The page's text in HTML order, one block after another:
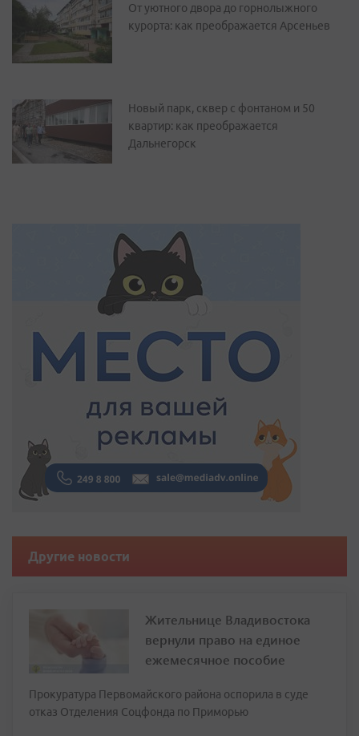
От уютного двора до горнолыжного
курорта: как преображается Арсеньев
Новый парк, сквер с фонтаном и 50
квартир: как преображается
Дальнегорск
Другие новости
Жительнице Владивостока
вернули право на единое
ежемесячное пособие
Прокуратура Первомайского района оспорила в суде
отказ Отделения Соцфонда по Приморью